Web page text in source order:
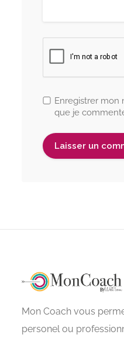
Enregistrer mon
que je
Mon Coach vous
personel ou